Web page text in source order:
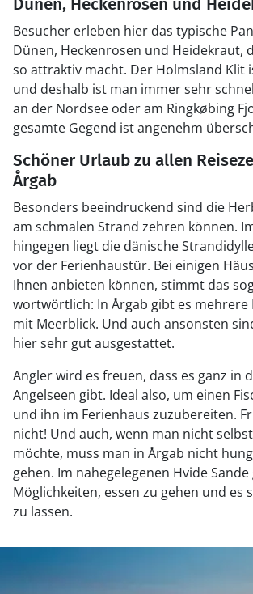
Besucher erleben hier das typische
Dünen, Heckenrosen und Heidekraut,
so attraktiv macht. Der Holmsland Klit
und deshalb ist man immer sehr
an der Nordsee oder am Ringkøbing
gesamte Gegend ist angenehm
Schöner Urlaub zu allen
Årgab
Besonders beeindruckend sind die
am schmalen Strand zehren können.
hingegen liegt die dänische
vor der Ferienhaustür. Bei einigen
Ihnen anbieten können, stimmt das
wortwörtlich: In Årgab gibt es mehrere
mit Meerblick. Und auch ansonsten
hier sehr gut ausgestattet.
Angler wird es freuen, dass es ganz in
Angelseen gibt. Ideal also, um einen
und ihn im Ferienhaus zuzubereiten.
nicht! Und auch, wenn man nicht
möchte, muss man in Årgab nicht
gehen. Im nahegelegenen Hvide
Möglichkeiten, essen zu gehen und es
zu lassen.